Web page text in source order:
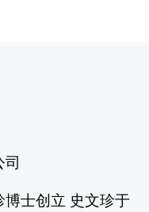
士创立 史文珍于